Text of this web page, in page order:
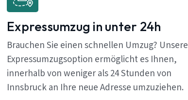
Expressumzug in unter 24h
Brauchen Sie einen schnellen Umzug? Unsere
Expressumzugsoption ermöglicht es Ihnen,
innerhalb von weniger als 24 Stunden von
Innsbruck an Ihre neue Adresse umzuziehen.